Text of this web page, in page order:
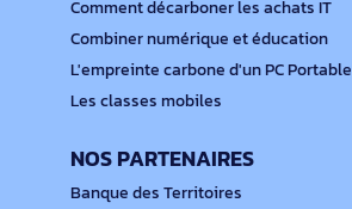
Comment décarboner les achats IT
Combiner numérique et éducation
L'empreinte carbone d'un PC Portable
Les classes mobiles
NOS PARTENAIRES
Banque des Territoires